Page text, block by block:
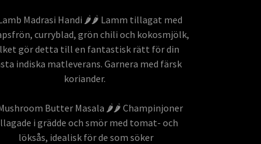
Madrasi Handi 🌶️🌶️ Lamm tillagat med
curryblad, grön chili och kokosmjölk,
gör detta till en fantastisk rätt för din
indiska matleverans. Garnera med färsk
koriander.
Butter Masala 🌶️🌶️ Champinjoner
i grädde och smör med tomat- och
löksås, idealisk för de som söker